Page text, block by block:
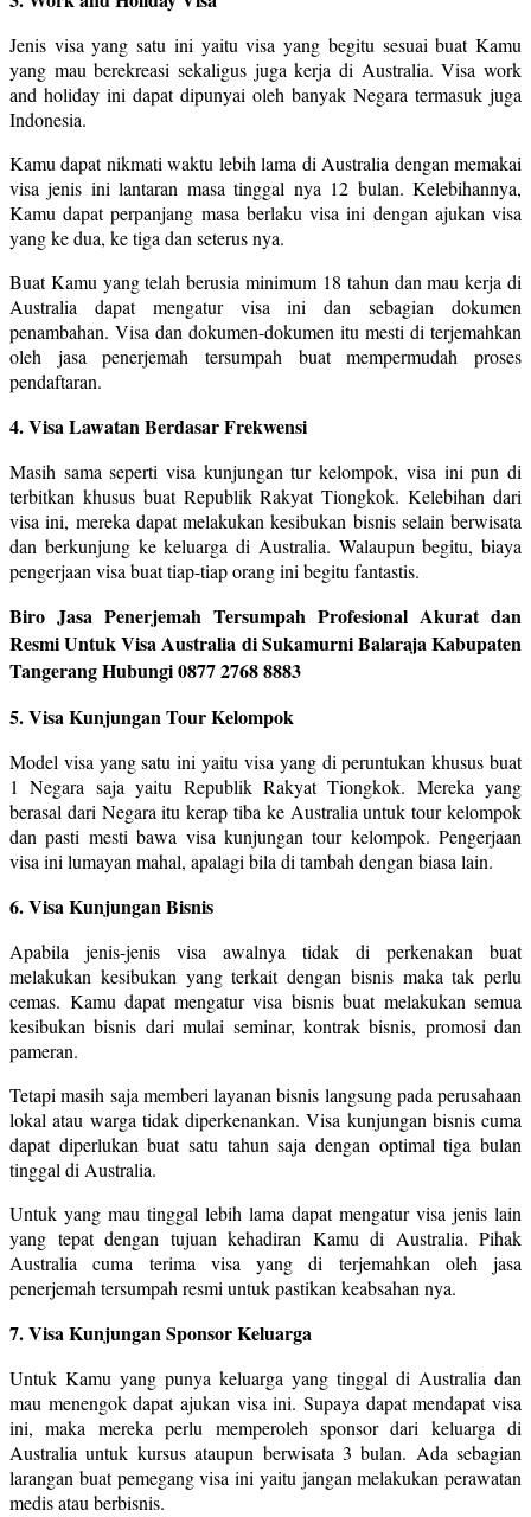
Jenis visa yang satu ini yaitu visa yang begitu sesuai buat Kamu
yang mau berekreasi sekaligus juga kerja di Australia. Visa work
and holiday ini dapat dipunyai oleh banyak Negara termasuk juga
Indonesia.
Kamu dapat nikmati waktu lebih lama di Australia dengan memakai
visa jenis ini lantaran masa tinggal nya 12 bulan. Kelebihannya,
Kamu dapat perpanjang masa berlaku visa ini dengan ajukan visa
yang ke dua, ke tiga dan seterus nya.
Buat Kamu yang telah berusia minimum 18 tahun dan mau kerja di
Australia dapat mengatur visa ini dan sebagian dokumen
penambahan. Visa dan dokumen-dokumen itu mesti di terjemahkan
oleh jasa penerjemah tersumpah buat mempermudah proses
pendaftaran.
4. Visa Lawatan Berdasar Frekwensi
Masih sama seperti visa kunjungan tur kelompok, visa ini pun di
terbitkan khusus buat Republik Rakyat Tiongkok. Kelebihan dari
visa ini, mereka dapat melakukan kesibukan bisnis selain berwisata
dan berkunjung ke keluarga di Australia. Walaupun begitu, biaya
pengerjaan visa buat tiap-tiap orang ini begitu fantastis.
Biro Jasa Penerjemah Tersumpah Profesional Akurat dan
Resmi Untuk Visa Australia di Sukamurni Balaraja Kabupaten
Tangerang Hubungi 0877 2768 8883
5. Visa Kunjungan Tour Kelompok
Model visa yang satu ini yaitu visa yang di peruntukan khusus buat
1 Negara saja yaitu Republik Rakyat Tiongkok. Mereka yang
berasal dari Negara itu kerap tiba ke Australia untuk tour kelompok
dan pasti mesti bawa visa kunjungan tour kelompok. Pengerjaan
visa ini lumayan mahal, apalagi bila di tambah dengan biasa lain.
6. Visa Kunjungan Bisnis
Apabila jenis-jenis visa awalnya tidak di perkenakan buat
melakukan kesibukan yang terkait dengan bisnis maka tak perlu
cemas. Kamu dapat mengatur visa bisnis buat melakukan semua
kesibukan bisnis dari mulai seminar, kontrak bisnis, promosi dan
pameran.
Tetapi masih saja memberi layanan bisnis langsung pada perusahaan
lokal atau warga tidak diperkenankan. Visa kunjungan bisnis cuma
dapat diperlukan buat satu tahun saja dengan optimal tiga bulan
tinggal di Australia.
Untuk yang mau tinggal lebih lama dapat mengatur visa jenis lain
yang tepat dengan tujuan kehadiran Kamu di Australia. Pihak
Australia cuma terima visa yang di terjemahkan oleh jasa
penerjemah tersumpah resmi untuk pastikan keabsahan nya.
7. Visa Kunjungan Sponsor Keluarga
Untuk Kamu yang punya keluarga yang tinggal di Australia dan
mau menengok dapat ajukan visa ini. Supaya dapat mendapat visa
ini, maka mereka perlu memperoleh sponsor dari keluarga di
Australia untuk kursus ataupun berwisata 3 bulan. Ada sebagian
larangan buat pemegang visa ini yaitu jangan melakukan perawatan
medis atau berbisnis.